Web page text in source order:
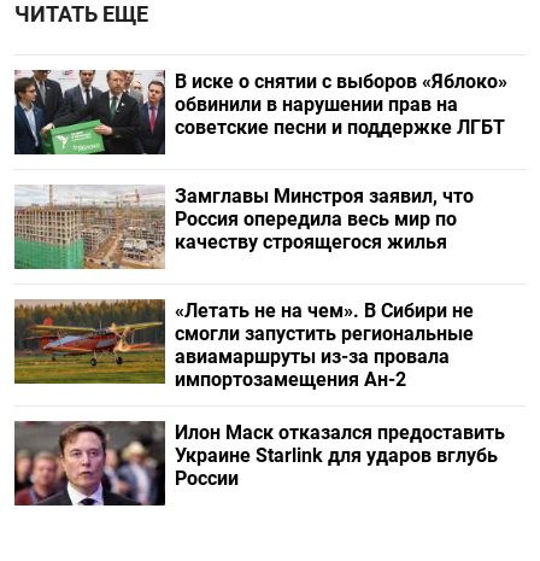
ЧИТАТЬ ЕЩЕ
В иске о снятии с выборов «Яблоко»
обвинили в нарушении прав на
советские песни и поддержке ЛГБТ
Замглавы Минстроя заявил, что
Россия опередила весь мир по
качеству строящегося жилья
«Летать не на чем». В Сибири не
смогли запустить региональные
авиамаршруты из-за провала
импортозамещения Ан-2
Илон Маск отказался предоставить
Украине Starlink для ударов вглубь
России